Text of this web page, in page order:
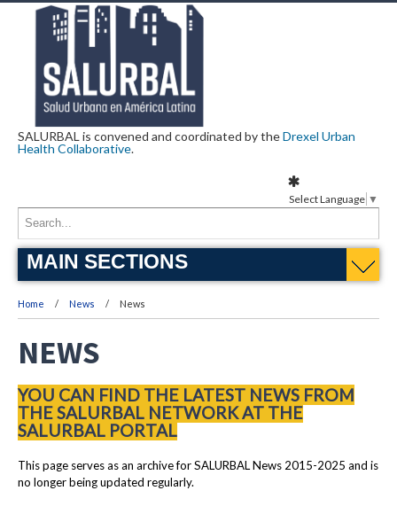
SALURBAL is convened and coordinated by theDrexel Urban
Health Collaborative.
MAIN SECTIONS
Home News News
NEWS
YOU CAN FIND THE LATEST NEWS FROM
THE SALURBAL NETWORK AT THE
SALURBAL PORTAL
This page serves as an archive for SALURBAL News 2015-2025 and is
no longer being updated regularly.
Select Language ▼